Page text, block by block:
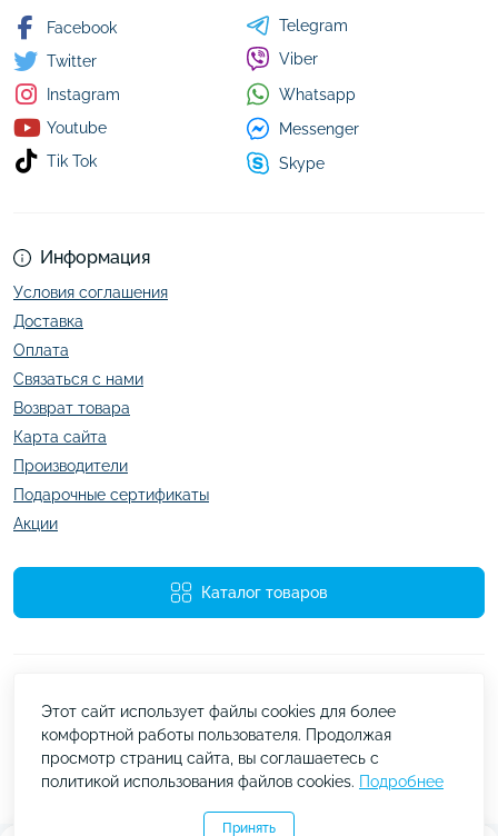
Информация
Условия соглашения
Доставка
Оплата
Связаться с нами
Возврат товара
Карта сайта
Производители
Подарочные сертификаты
Акции
Каталог товаров
Facebook
Twitter
Instagram
Youtube
Tik Tok
Telegram
Viber
Whatsapp
Messenger
Skype
Работает наocStore
kazachok.com.ua © 2026
Этот сайт использует файлы cookies для более
комфортной работы пользователя. Продолжая
просмотр страниц сайта, вы соглашаетесь с
политикой использования файлов cookies. Подробнее
Принять